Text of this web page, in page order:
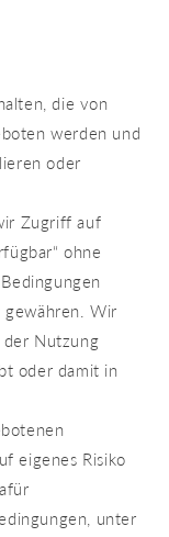
die von
werden und
oder
Zugriff auf
ohne
Wir
der Nutzung
oder damit in
eigenes Risiko
unter